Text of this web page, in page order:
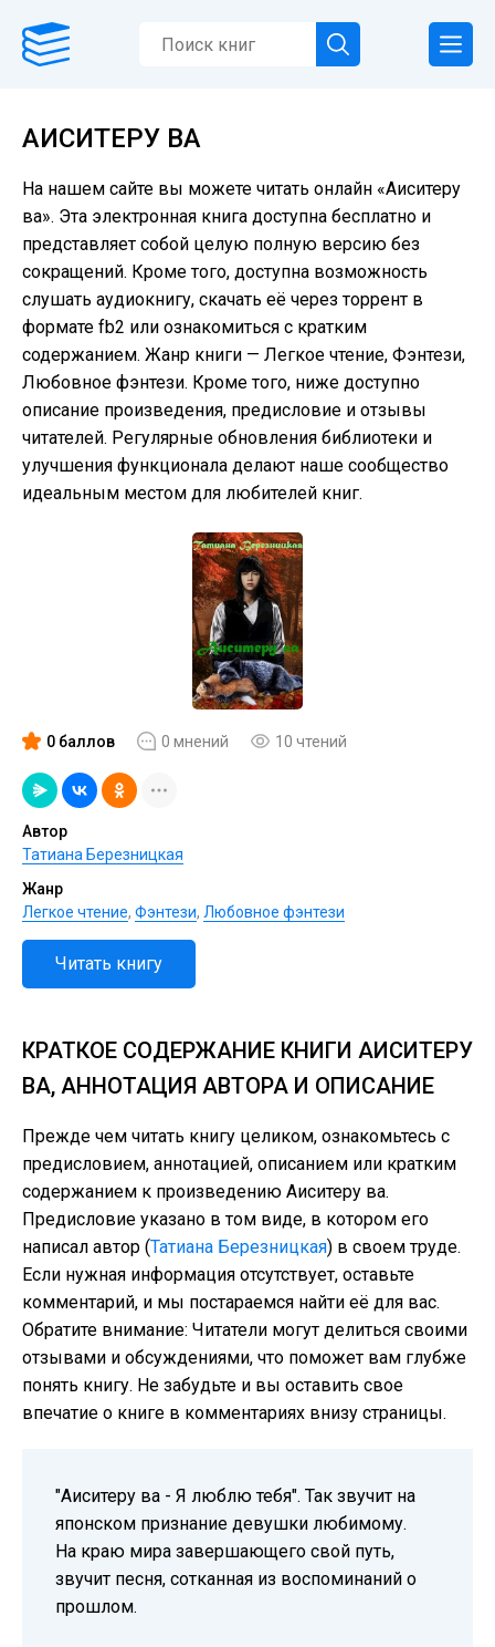
АИСИТЕРУ ВА
На нашем сайте вы можете читать онлайн «Аиситеру
ва». Эта электронная книга доступна бесплатно и
представляет собой целую полную версию без
сокращений. Кроме того, доступна возможность
слушать аудиокнигу, скачать её через торрент в
формате fb2 или ознакомиться с кратким
содержанием. Жанр книги — Легкое чтение, Фэнтези,
Любовное фэнтези. Кроме того, ниже доступно
описание произведения, предисловие и отзывы
читателей. Регулярные обновления библиотеки и
улучшения функционала делают наше сообщество
идеальным местом для любителей книг.
0 баллов 0 мнений 10 чтений
Автор
Татиана Березницкая
Жанр
Легкое чтение, Фэнтези, Любовное фэнтези
Читать книгу
КРАТКОЕ СОДЕРЖАНИЕ КНИГИ АИСИТЕРУ
ВА, АННОТАЦИЯ АВТОРА И ОПИСАНИЕ
Прежде чем читать книгу целиком, ознакомьтесь с
предисловием, аннотацией, описанием или кратким
содержанием к произведению Аиситеру ва.
Предисловие указано в том виде, в котором его
написал автор (Татиана Березницкая) в своем труде.
Если нужная информация отсутствует, оставьте
комментарий, и мы постараемся найти её для вас.
Обратите внимание: Читатели могут делиться своими
отзывами и обсуждениями, что поможет вам глубже
понять книгу. Не забудьте и вы оставить свое
впечатие о книге в комментариях внизу страницы.
"Аиситеру ва - Я люблю тебя". Так звучит на
японском признание девушки любимому.
На краю мира завершающего свой путь,
звучит песня, сотканная из воспоминаний о
прошлом.